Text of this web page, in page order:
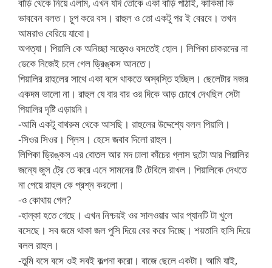
ভাববেন বলত। চুপ করে বস। রাহুল ও তো একটু পর ই বেরবে। তখন
আমরাও বেরিয়ে যাবো।
অগত্যা। পিয়ালি কে অনিচ্ছা সত্ত্বেও বসতেই হোল। লিপিকা চাকরদের না
ডেকে নিজেই চলে গেল ড্রিঙ্কস আনতে।
পিয়ালির রাহুলের সাথে একা বসে থাকতে অস্বস্তি হচ্ছিল। ছেলেটার নজর
একদম ভালো না। রাহুল যে বার বার ওর দিকে আড় চোখে দেখছিল সেটা
পিয়ালির দৃষ্টি এড়ায়নি।
-আমি একটু বাথরুম থেকে আসছি। রাহুলের উদ্দেশ্যে বলল পিয়ালি।
-সিওর সিওর। প্লিস। হেসে জবাব দিলো রাহুল।
লিপিকা ড্রিঙ্কস এর বোতল আর মদ ঢালা কাঁচের গ্লাস দুটো আর পিয়ালির
জন্যে জুস ট্রে তে করে এনে সামনের টি টেবিলে রাখল। পিয়ালিকে দেখতে
না পেয়ে রাহুল কে প্রশ্ন করলো।
-ও কোথায় গেল?
-হাল্কা হতে গেছে। এখন নিশ্চয়ই ওর সালওয়ার আর প্যানটি টা খুলে
বসেছে। সব জমে থাকা জল পুসি দিয়ে বের করে দিচ্ছে। শয়তানি হাসি দিয়ে
বলল রাহুল।
-তুমি বসে বসে ওই সবই কল্পনা করো। বাজে ছেলে একটা। আমি যাই,